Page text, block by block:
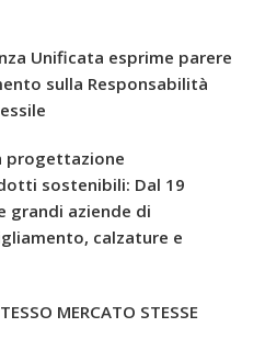
Unificata esprime parere
sulla Responsabilità
progettazione
sostenibili: Dal 19
grandi aziende di
calzature e
MERCATO STESSE